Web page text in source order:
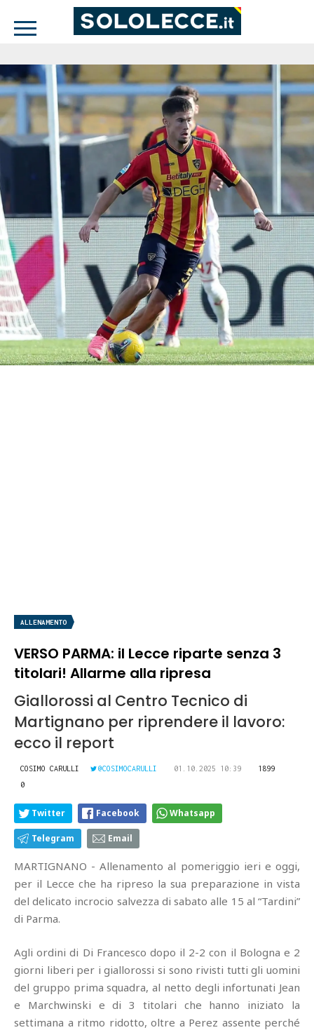
ALLENAMENTO
VERSO PARMA: il Lecce riparte senza 3
titolari! Allarme alla ripresa
Giallorossi al Centro Tecnico di
Martignano per riprendere il lavoro:
ecco il report
COSIMO CARULLI @COSIMOCARULLI 01.10.2025 10:39
1899
0
Twitter Facebook Whatsapp
Telegram Email
MARTIGNANO - Allenamento al pomeriggio ieri e oggi,
per il Lecce che ha ripreso la sua preparazione in vista
del delicato incrocio salvezza di sabato alle 15 al “Tardini”
di Parma.
Agli ordini di Di Francesco dopo il 2-2 con il Bologna e 2
giorni liberi per i giallorossi si sono rivisti tutti gli uomini
del gruppo prima squadra, al netto degli infortunati Jean
e Marchwinski e di 3 titolari che hanno iniziato la
settimana a ritmo ridotto, oltre a Perez assente perché